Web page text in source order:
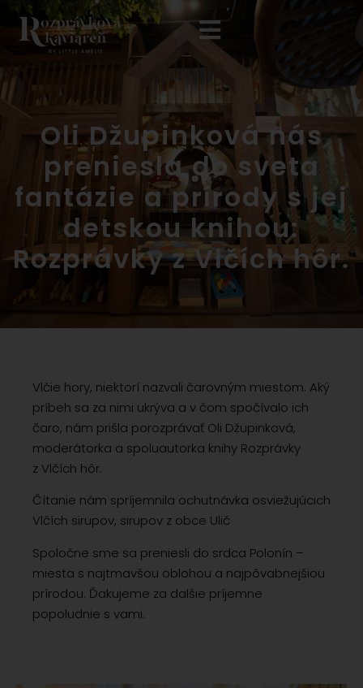
Oli Džupinková nás
preniesla do sveta
fantázie a prírody s jej
detskou knihou:
Rozprávky z Vlčích hôr.
Vlčie hory, niektorí nazvali čarovným miestom. Aký
príbeh sa za nimi ukrýva a v čom spočívalo ich
čaro, nám prišla porozprávať Oli Džupinková,
moderátorka a spoluautorka knihy Rozprávky
z Vlčích hôr.
Čítanie nám spríjemnila ochutnávka osviežujúcich
Vlčích sirupov, sirupov z obce Ulič
Spoločne sme sa preniesli do srdca Polonín –
miesta s najtmavšou oblohou a najpôvabnejšiou
prírodou. Ďakujeme za dalšie príjemne
popoludnie s vami.